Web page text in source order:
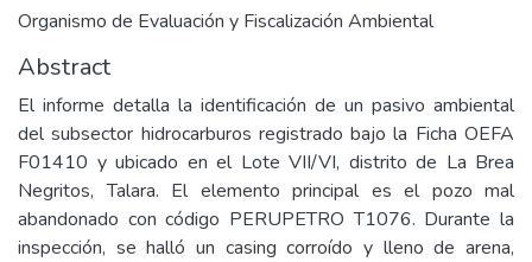
Organismo de Evaluación y Fiscalización Ambiental
Abstract
El informe detalla la identificación de un pasivo ambiental
del subsector hidrocarburos registrado bajo la Ficha OEFA
F01410 y ubicado en el Lote VII/VI, distrito de La Brea
Negritos, Talara. El elemento principal es el pozo mal
abandonado con código PERUPETRO T1076. Durante la
inspección, se halló un casing corroído y lleno de arena,